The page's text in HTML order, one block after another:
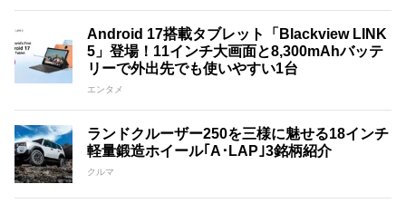
Android 17搭載タブレット「Blackview LINK
5」登場！11インチ大画面と8,300mAhバッテ
リーで外出先でも使いやすい1台
エンタメ
ランドクルーザー250を三様に魅せる18インチ
軽量鍛造ホイール｢A･LAP｣3銘柄紹介
クルマ